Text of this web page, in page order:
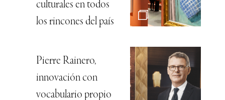
culturales en todos
los rincones del país
Pierre Rainero,
innovación con
vocabulario propio